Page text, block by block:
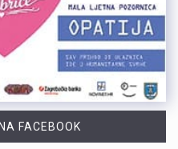
FACEBOOK